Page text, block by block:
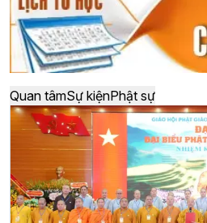
Quan tâmSự kiệnPhật sự